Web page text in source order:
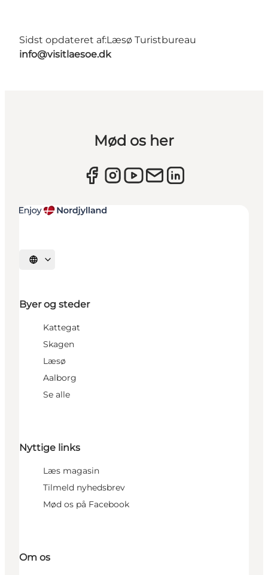
Sidst opdateret af:Læsø Turistbureau
info@visitlaesoe.dk
Mød os her
Vælg sprog
Byer og steder
Kattegat
Skagen
Læsø
Aalborg
Se alle
Nyttige links
Læs magasin
Tilmeld nyhedsbrev
Mød os på Facebook
Om os